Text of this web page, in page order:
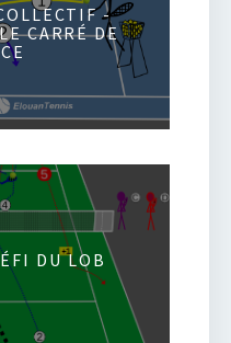
-
CARRÉ DE
DU LOB